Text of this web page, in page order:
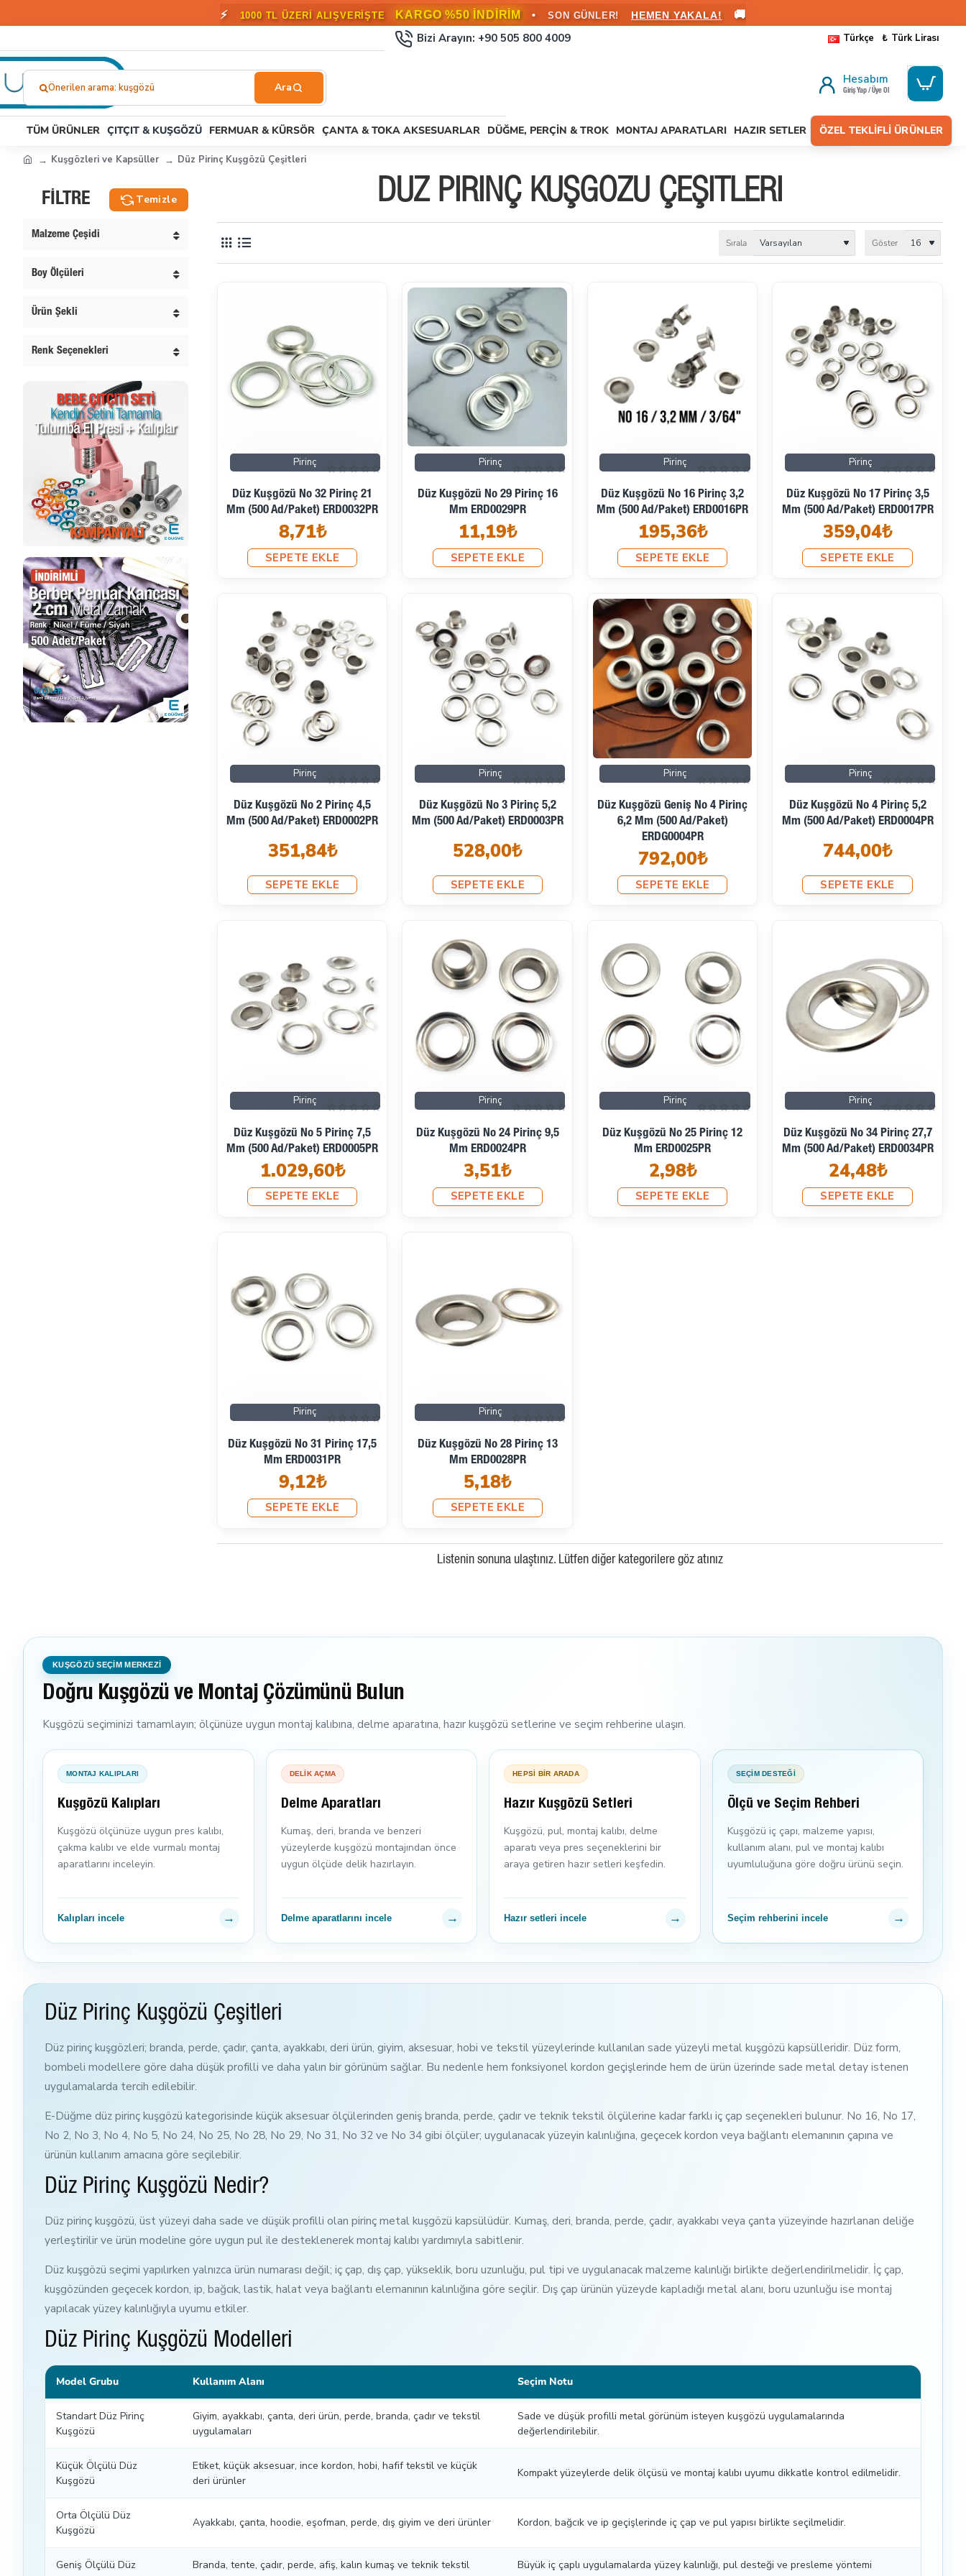
🎁 2000 TL ÜZERİ SİPARİŞLERDE KARGO BEDAVA! • HEMEN FAYDALANIN 🚚
Bizi Arayın: +90 505 800 4009 Türkçe ₺ Türk Lirası
Aramıştınız?...
Önerilen arama: kuşgözü
Hesabım
Giriş Yap / Üye Ol
TÜM ÜRÜNLER ÇITÇIT & KUŞGÖZÜ FERMUAR & KÜRSÖR ÇANTA & TOKA AKSESUARLAR DÜĞME, PERÇIN & TROK MONTAJ APARATLARI HAZIR SETLER ÖZEL TEKLIFLI ÜRÜNLER
Kuşgözleri ve Kapsüller Düz Pirinç Kuşgözü Çeşitleri
FILTRE Temizle
Malzeme Çeşidi
Boy Ölçüleri
Ürün Şekli
Renk Seçenekleri
DÜZ PIRINÇ KUŞGÖZÜ ÇEŞITLERI
Sırala Göster
Pirinç
Düz Kuşgözü No 32 Pirinç 21
Mm (500 Ad/Paket) ERD0032PR
8,71₺
SEPETE EKLE
Pirinç
Düz Kuşgözü No 29 Pirinç 16
Mm ERD0029PR
11,19₺
SEPETE EKLE
Pirinç
Düz Kuşgözü No 16 Pirinç 3,2
Mm (500 Ad/Paket) ERD0016PR
195,36₺
SEPETE EKLE
Pirinç
Düz Kuşgözü No 17 Pirinç 3,5
Mm (500 Ad/Paket) ERD0017PR
359,04₺
SEPETE EKLE
Pirinç
Düz Kuşgözü No 2 Pirinç 4,5
Mm (500 Ad/Paket) ERD0002PR
351,84₺
SEPETE EKLE
Pirinç
Düz Kuşgözü No 3 Pirinç 5,2
Mm (500 Ad/Paket) ERD0003PR
528,00₺
SEPETE EKLE
Pirinç
Düz Kuşgözü Geniş No 4 Pirinç
6,2 Mm (500 Ad/Paket)
ERDG0004PR
792,00₺
SEPETE EKLE
Pirinç
Düz Kuşgözü No 4 Pirinç 5,2
Mm (500 Ad/Paket) ERD0004PR
744,00₺
SEPETE EKLE
Pirinç
Düz Kuşgözü No 5 Pirinç 7,5
Mm (500 Ad/Paket) ERD0005PR
1.029,60₺
SEPETE EKLE
Pirinç
Düz Kuşgözü No 24 Pirinç 9,5
Mm ERD0024PR
3,51₺
SEPETE EKLE
Pirinç
Düz Kuşgözü No 25 Pirinç 12
Mm ERD0025PR
2,98₺
SEPETE EKLE
Pirinç
Düz Kuşgözü No 34 Pirinç 27,7
Mm (500 Ad/Paket) ERD0034PR
24,48₺
SEPETE EKLE
Pirinç
Düz Kuşgözü No 31 Pirinç 17,5
Mm ERD0031PR
9,12₺
SEPETE EKLE
Pirinç
Düz Kuşgözü No 28 Pirinç 13
Mm ERD0028PR
5,18₺
SEPETE EKLE
Listenin sonuna ulaştınız. Lütfen diğer kategorilere göz atınız
KUŞGÖZÜ SEÇİM MERKEZİ
Doğru Kuşgözü ve Montaj Çözümünü Bulun
Kuşgözü seçiminizi tamamlayın; ölçünüze uygun montaj kalıbına, delme aparatına, hazır kuşgözü setlerine ve seçim rehberine ulaşın.
MONTAJ KALIPLARI
Kuşgözü Kalıpları
Kuşgözü ölçünüze uygun pres kalıbı,
çakma kalıbı ve elde vurmalı montaj
aparatlarını inceleyin.
Kalıpları incele →
DELİK AÇMA
Delme Aparatları
Kumaş, deri, branda ve benzeri
yüzeylerde kuşgözü montajından önce
uygun ölçüde delik hazırlayın.
Delme aparatlarını incele →
HEPSİ BİR ARADA
Hazır Kuşgözü Setleri
Kuşgözü, pul, montaj kalıbı, delme
aparatı veya pres seçeneklerini bir
araya getiren hazır setleri keşfedin.
Hazır setleri incele →
SEÇİM DESTEĞİ
Ölçü ve Seçim Rehberi
Kuşgözü iç çapı, malzeme yapısı,
kullanım alanı, pul ve montaj kalıbı
uyumluluğuna göre doğru ürünü seçin.
Seçim rehberini incele →
Düz Pirinç Kuşgözü Çeşitleri
Düz pirinç kuşgözleri; branda, perde, çadır, çanta, ayakkabı, deri ürün, giyim, aksesuar, hobi ve tekstil yüzeylerinde kullanılan sade yüzeyli metal kuşgözü kapsülleridir. Düz form,
bombeli modellere göre daha düşük profilli ve daha yalın bir görünüm sağlar. Bu nedenle hem fonksiyonel kordon geçişlerinde hem de ürün üzerinde sade metal detay istenen
uygulamalarda tercih edilebilir.
E-Düğme düz pirinç kuşgözü kategorisinde küçük aksesuar ölçülerinden geniş branda, perde, çadır ve teknik tekstil ölçülerine kadar farklı iç çap seçenekleri bulunur. No 16, No 17,
No 2, No 3, No 4, No 5, No 24, No 25, No 28, No 29, No 31, No 32 ve No 34 gibi ölçüler; uygulanacak yüzeyin kalınlığına, geçecek kordon veya bağlantı elemanının çapına ve
ürünün kullanım amacına göre seçilebilir.
Düz Pirinç Kuşgözü Nedir?
Düz pirinç kuşgözü, üst yüzeyi daha sade ve düşük profilli olan pirinç metal kuşgözü kapsülüdür. Kumaş, deri, branda, perde, çadır, ayakkabı veya çanta yüzeyinde hazırlanan deliğe
yerleştirilir ve ürün modeline göre uygun pul ile desteklenerek montaj kalıbı yardımıyla sabitlenir.
Düz kuşgözü seçimi yapılırken yalnızca ürün numarası değil; iç çap, dış çap, yükseklik, boru uzunluğu, pul tipi ve uygulanacak malzeme kalınlığı birlikte değerlendirilmelidir. İç çap,
kuşgözünden geçecek kordon, ip, bağcık, lastik, halat veya bağlantı elemanının kalınlığına göre seçilir. Dış çap ürünün yüzeyde kapladığı metal alanı, boru uzunluğu ise montaj
yapılacak yüzey kalınlığıyla uyumu etkiler.
Düz Pirinç Kuşgözü Modelleri
Model Grubu Kullanım Alanı Seçim Notu
Standart Düz Pirinç
Kuşgözü
Giyim, ayakkabı, çanta, deri ürün, perde, branda, çadır ve tekstil
uygulamaları
Sade ve düşük profilli metal görünüm isteyen kuşgözü uygulamalarında
değerlendirilebilir.
Küçük Ölçülü Düz
Kuşgözü
Etiket, küçük aksesuar, ince kordon, hobi, hafif tekstil ve küçük
deri ürünler
Kompakt yüzeylerde delik ölçüsü ve montaj kalıbı uyumu dikkatle kontrol edilmelidir.
Orta Ölçülü Düz
Kuşgözü
Ayakkabı, çanta, hoodie, eşofman, perde, dış giyim ve deri ürünler Kordon, bağcık ve ip geçişlerinde iç çap ve pul yapısı birlikte seçilmelidir.
Geniş Ölçülü Düz
Branda, tente, çadır, perde, afiş, kalın kumaş ve teknik tekstil
Büyük iç çaplı uygulamalarda yüzey kalınlığı, pul desteği ve presleme yöntemi